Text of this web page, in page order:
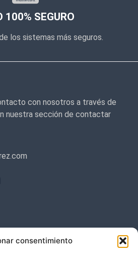
consentimiento
100% SEGURO
los sistemas más seguros.
con nosotros a través de
nuestra sección de contactar